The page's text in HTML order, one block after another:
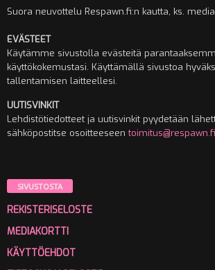
Suora neuvottelu Respawn.fi:n kautta, ks.
EVÄSTEET
Käytämme sivustolla evästeitä
käyttökokemustasi. Käyttämällä sivustoa
tallentamisen laitteellesi.
UUTISVINKIT
Lehdistötiedotteet ja uutisvinkit pyydetään
sähköpostitse osoitteeseentoimitus@respawn.fi
SIVUSTOSTA
REKISTERISELOSTE
MEDIAKORTTI
KÄYTTÖEHDOT